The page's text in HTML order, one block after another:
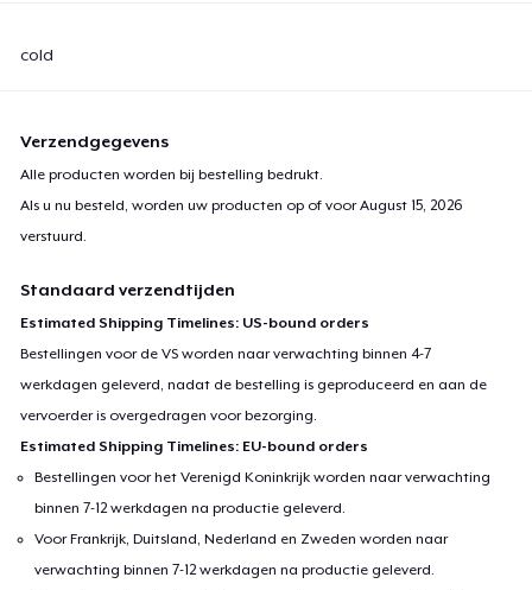
cold
Verzendgegevens
Alle producten worden bij bestelling bedrukt.
Als u nu besteld, worden uw producten op of voorAugust 15, 2026
verstuurd.
Standaard verzendtijden
Estimated Shipping Timelines: US-bound orders
Bestellingen voor de VS worden naar verwachting binnen 4-7
werkdagen geleverd, nadat de bestelling is geproduceerd en aan de
vervoerder is overgedragen voor bezorging.
Estimated Shipping Timelines: EU-bound orders
Bestellingen voor het Verenigd Koninkrijk worden naar verwachting
binnen 7-12 werkdagen na productie geleverd.
Voor Frankrijk, Duitsland, Nederland en Zweden worden naar
verwachting binnen 7-12 werkdagen na productie geleverd.